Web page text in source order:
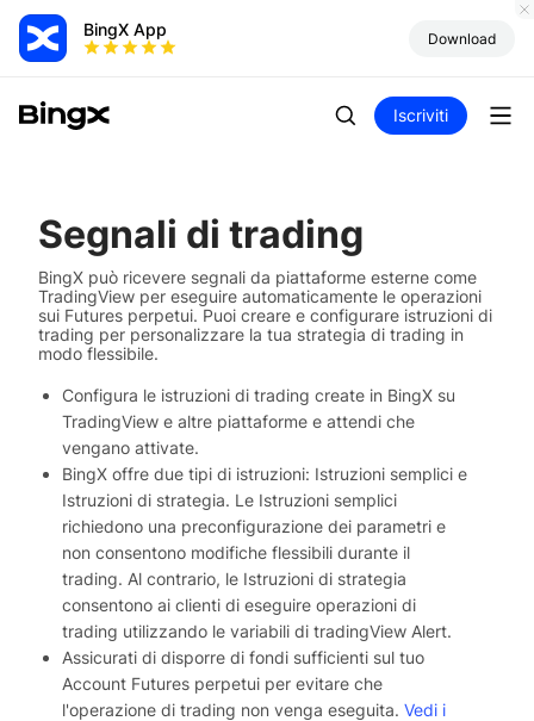
BingX App Download
Iscriviti
Segnali di trading
BingX può ricevere segnali da piattaforme esterne come
TradingView per eseguire automaticamente le operazioni
sui Futures perpetui. Puoi creare e configurare istruzioni di
trading per personalizzare la tua strategia di trading in
modo flessibile.
Configura le istruzioni di trading create in BingX su
TradingView e altre piattaforme e attendi che
vengano attivate.
BingX offre due tipi di istruzioni: Istruzioni semplici e
Istruzioni di strategia. Le Istruzioni semplici
richiedono una preconfigurazione dei parametri e
non consentono modifiche flessibili durante il
trading. Al contrario, le Istruzioni di strategia
consentono ai clienti di eseguire operazioni di
trading utilizzando le variabili di tradingView Alert.
Assicurati di disporre di fondi sufficienti sul tuo
Account Futures perpetui per evitare che
l'operazione di trading non venga eseguita. Vedi i